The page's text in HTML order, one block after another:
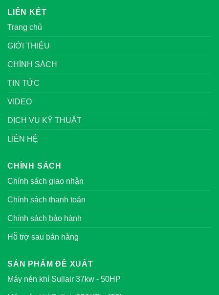
LIÊN KẾT
Trang chủ
GIỚI THIỆU
CHÍNH SÁCH
TIN TỨC
VIDEO
DỊCH VỤ KỸ THUẬT
LIÊN HỆ
CHÍNH SÁCH
Chính sách giao nhận
Chính sách thanh toán
Chính sách bảo hành
Hỗ trợ sau bán hàng
SẢN PHẨM ĐỀ XUẤT
Máy nén khí Sullair 37kw - 50HP